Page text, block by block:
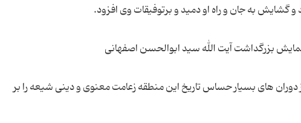
های بسیار حساس تاریخ این منطقه زعامت معنوی و دینی شیعه را بر